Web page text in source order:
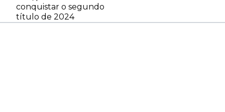
conquistar o segundo
título de 2024